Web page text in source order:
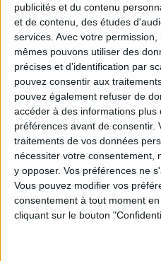
publicités et du contenu
et de contenu, des études
services. Avec votre
mêmes pouvons utiliser des
précises et d’identification par
pouvez consentir aux
pouvez également refuser de
accéder à des informations plus
préférences avant de consentir.
traitements de vos données
nécessiter votre consentement,
y opposer. Vos préférences ne
Vous pouvez modifier vos
consentement à tout moment
cliquant sur le bouton
Les derniers guides :
IA génératives : cas
Archivage physique et
outils
Stratégie data : tirez
données
LES DERNIÈRES